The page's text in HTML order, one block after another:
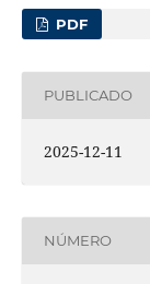
PDF
PUBLICADO
2025-12-11
NÚMERO